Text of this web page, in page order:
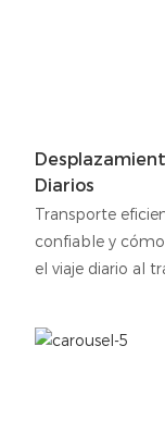
Diarios
Transporte
confiable y
el viaje diario al